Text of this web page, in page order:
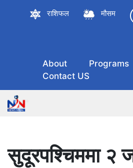
राशिफल मौसम
About Programs
Contact US
सुदूरपश्चिममा २